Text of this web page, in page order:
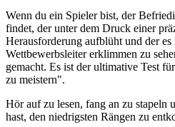
Wenn du ein Spieler bist, der
findet, der unter dem Druck einer
Herausforderung aufblüht und der
Wettbewerbsleiter erklimmen zu
gemacht. Es ist der ultimative Test
zu meistern".
Hör auf zu lesen, fang an zu stapeln
hast, den niedrigsten Rängen zu